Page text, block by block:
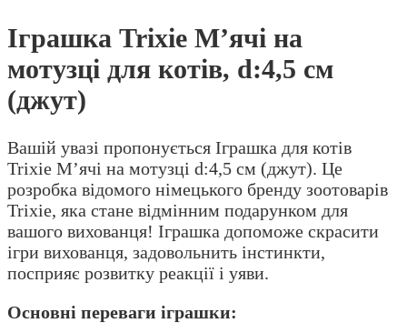
Іграшка Trixie М’ячі на
мотузці для котів, d:4,5 см
(джут)
Вашій увазі пропонується Іграшка для котів
Trixie М’ячі на мотузці d:4,5 см (джут). Це
розробка відомого німецького бренду зоотоварів
Trixie, яка стане відмінним подарунком для
вашого вихованця! Іграшка допоможе скрасити
ігри вихованця, задовольнить інстинкти,
посприяє розвитку реакції і уяви.
Основні переваги іграшки: